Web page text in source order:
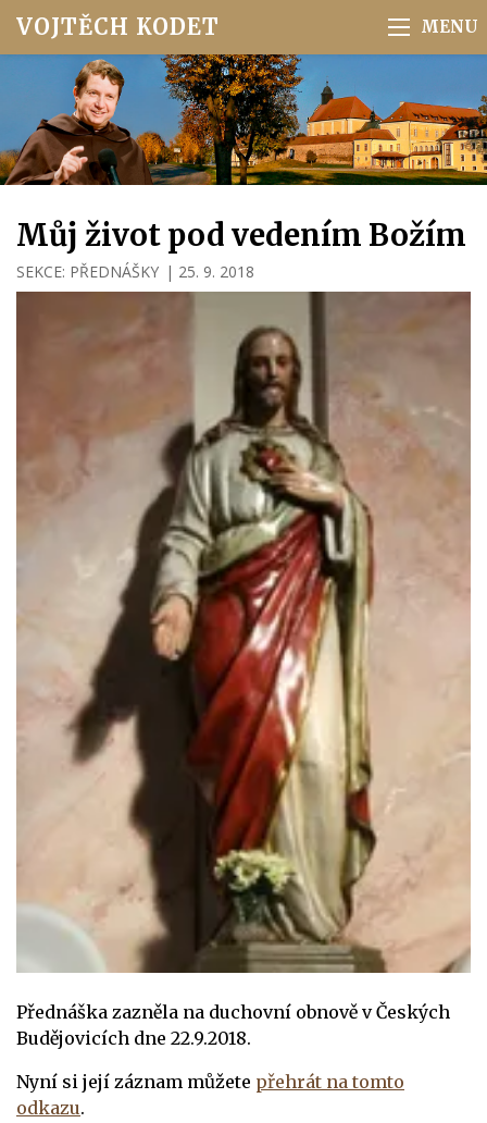
VOJTĚCH KODET
Můj život pod vedením Božím
SEKCE: PŘEDNÁŠKY | 25. 9. 2018
Přednáška zazněla na duchovní obnově v Českých
Budějovicích dne 22.9.2018.
Nyní si její záznam můžete přehrát na tomto
odkazu.